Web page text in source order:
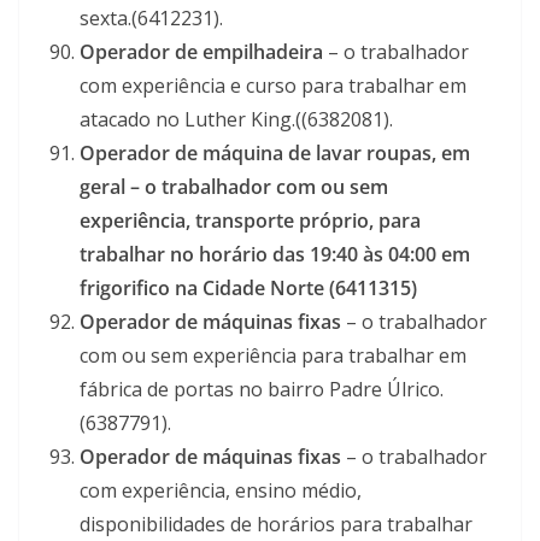
sexta.(6412231).
Operador de empilhadeira – o trabalhador
com experiência e curso para trabalhar em
atacado no Luther King.((6382081).
Operador de máquina de lavar roupas, em
geral –o trabalhador com ou sem
experiência, transporte próprio, para
trabalhar no horário das 19:40 às 04:00 em
frigorifico na Cidade Norte (6411315)
Operador de máquinas fixas – o trabalhador
com ou sem experiência para trabalhar em
fábrica de portas no bairro Padre Úlrico.
(6387791).
Operador de máquinas fixas – o trabalhador
com experiência, ensino médio,
disponibilidades de horários para trabalhar